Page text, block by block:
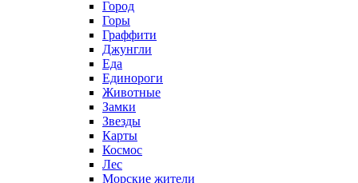
Город
Горы
Граффити
Джунгли
Еда
Единороги
Животные
Замки
Звезды
Карты
Космос
Лес
Морские жители